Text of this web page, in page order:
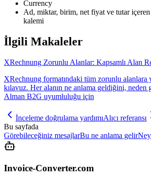
Currency
Ad, miktar, birim, net fiyat ve tutar içeren
kalemi
İlgili Makaleler
XRechnung Zorunlu Alanlar: Kapsamlı Alan
XRechnung formatındaki tüm zorunlu alanlara
kılavuz. Her alanın ne anlama geldiğini,
Alman B2G uyumluluğu için
İnceleme doğrulama yardımıAlıcı referansı
Bu sayfada
Görebileceğiniz mesajlarBu ne anlama gelir
Invoice-Converter.com